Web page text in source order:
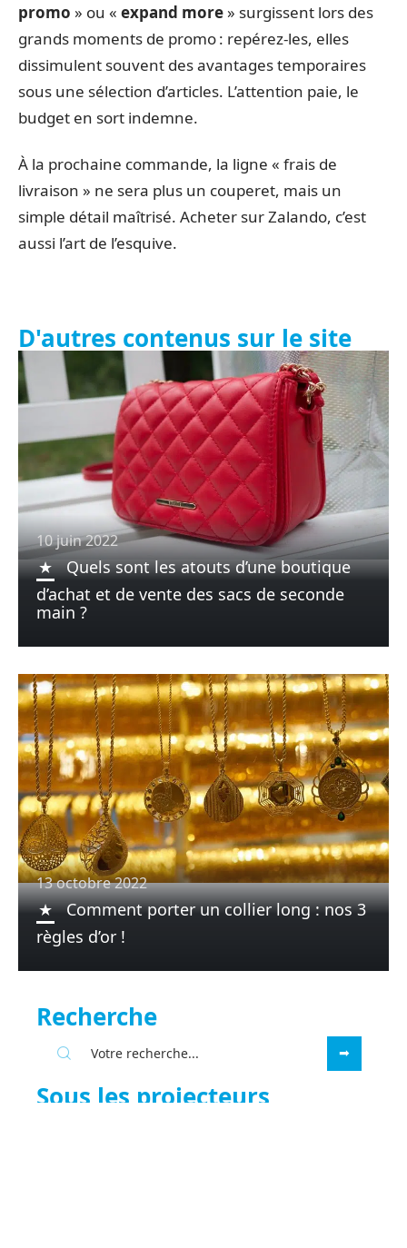
promo » ou « expand more » surgissent lors des
grands moments de promo : repérez-les, elles
dissimulent souvent des avantages temporaires
sous une sélection d’articles. L’attention paie, le
budget en sort indemne.
À la prochaine commande, la ligne « frais de
livraison » ne sera plus un couperet, mais un
simple détail maîtrisé. Acheter sur Zalando, c’est
aussi l’art de l’esquive.
D'autres contenus sur le site
10 juin 2022
Quels sont les atouts d’une boutique
d’achat et de vente des sacs de seconde
main ?
13 octobre 2022
Comment porter un collier long : nos 3
règles d’or !
Recherche
Sous les projecteurs